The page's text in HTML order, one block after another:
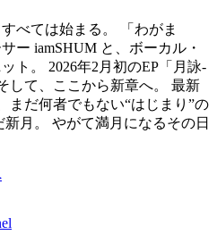
べては始まる。 「わがま
ー iamSHUM と、ボーカル・
ト。 2026年2月初のEP「月詠-
して、ここから新章へ。 最新
まだ何者でもない“はじまり”の
月。 やがて満月になるその日